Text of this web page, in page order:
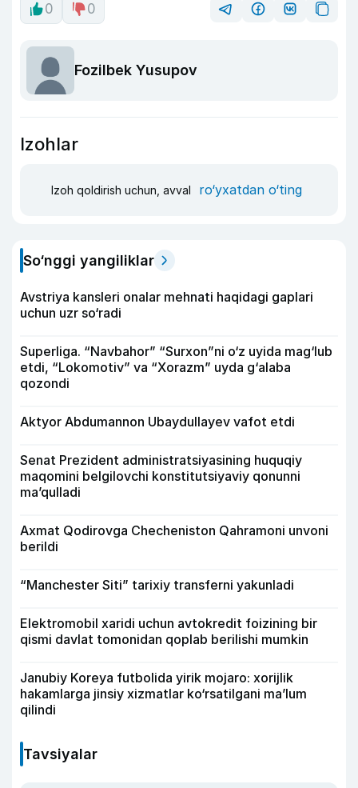
0 0
Fozilbek Yusupov
Izohlar
Izoh qoldirish uchun, avval ro‘yxatdan o‘ting
So‘nggi yangiliklar
Avstriya kansleri onalar mehnati haqidagi gaplari
uchun uzr so‘radi
Superliga. “Navbahor” “Surxon”ni o‘z uyida mag‘lub
etdi, “Lokomotiv” va “Xorazm” uyda g‘alaba
qozondi
Aktyor Abdu­mannon Ubaydullayev vafot etdi
Senat Prezident administratsiyasining huquqiy
maqomini belgilovchi konstitutsiyaviy qonunni
ma’qulladi
Axmat Qodirovga Checheniston Qahramoni unvoni
berildi
“Manchester Siti” tarixiy transferni yakunladi
Elektromobil xaridi uchun avtokredit foizining bir
qismi davlat tomonidan qoplab berilishi mumkin
Janubiy Koreya futbolida yirik mojaro: xorijlik
hakamlarga jinsiy xizmatlar ko‘rsatilgani ma’lum
qilindi
Tavsiyalar